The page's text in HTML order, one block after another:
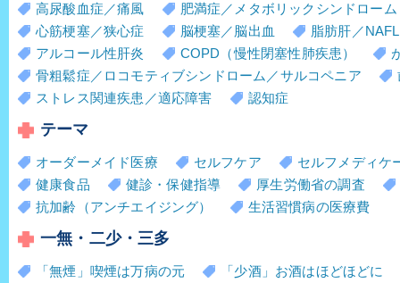
高尿酸血症／痛風
肥満症／メタボリックシンドローム
心筋梗塞／狭心症
脳梗塞／脳出血
脂肪肝／
アルコール性肝炎
COPD（慢性閉塞性肺疾患）
骨粗鬆症／ロコモティブシンドローム／サルコペニア
ストレス関連疾患／適応障害
認知症
テーマ
オーダーメイド医療 セルフケア
セルフメディケ
健康食品
健診・保健指導
厚生労働省の調査
抗加齢（アンチエイジング）
生活習慣病の医療費
一無・二少・三多
「無煙」喫煙は万病の元
「少酒」お酒はほどほどに